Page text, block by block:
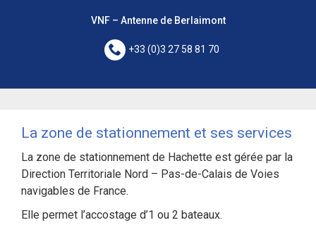
VNF – Antenne de Berlaimont
+33 (0)3 27 58 81 70
La zone de stationnement et ses services
La zone de stationnement de Hachette est gérée par la
Direction Territoriale Nord – Pas-de-Calais de Voies
navigables de France.
Elle permet l’accostage d’1 ou 2 bateaux.